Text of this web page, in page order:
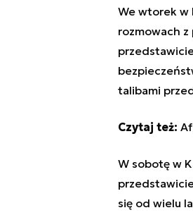
We wtorek w
rozmowach
talibami
Czytaj też:
W sobotę w
się od wielu